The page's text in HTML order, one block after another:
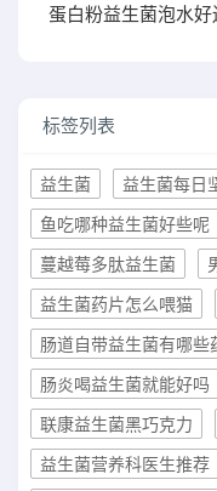
标签列表
益生菌 益生菌每日
鱼吃哪种益生菌好些呢
蔓越莓多肽益生菌
益生菌药片怎么喂猫
肠道自带益生菌有哪些
肠炎喝益生菌就能好吗
联康益生菌黑巧克力
益生菌营养科医生推荐